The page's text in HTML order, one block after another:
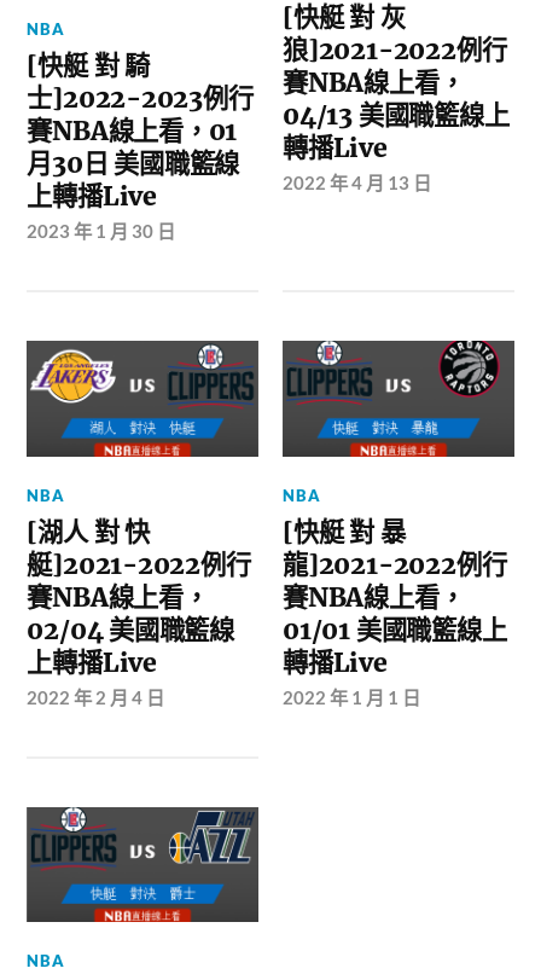
NBA
[快艇 對 騎
士]2022-2023例行
賽NBA線上看，01
月30日 美國職籃線
上轉播Live
2023 年 1 月 30 日
[快艇 對 灰
狼]2021-2022例行
賽NBA線上看，
04/13 美國職籃線上
轉播Live
2022 年 4 月 13 日
NBA
[湖人 對 快
艇]2021-2022例行
賽NBA線上看，
02/04 美國職籃線
上轉播Live
2022 年 2 月 4 日
NBA
[快艇 對 暴
龍]2021-2022例行
賽NBA線上看，
01/01 美國職籃線上
轉播Live
2022 年 1 月 1 日
NBA